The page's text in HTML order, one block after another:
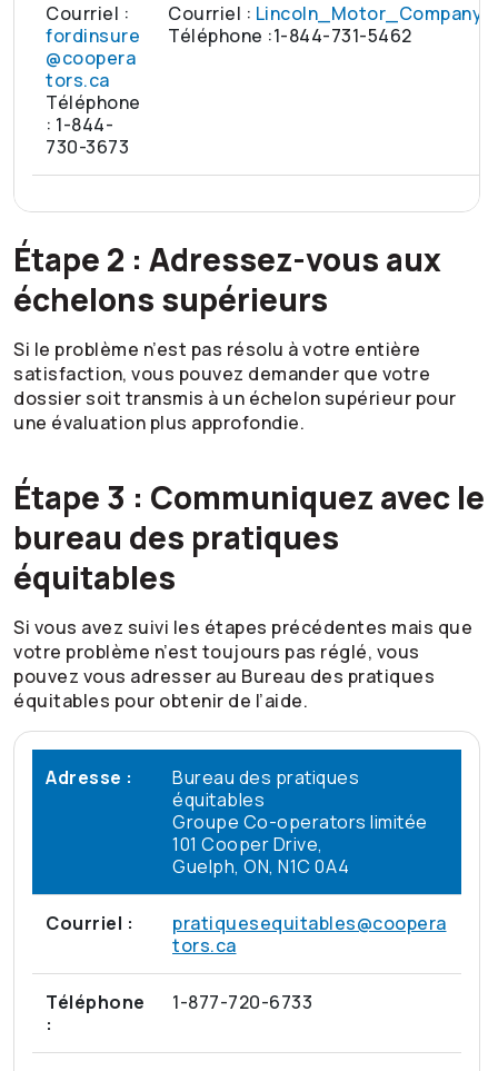
Courriel :
fordinsure
@coopera
tors.ca
Téléphone
: 1-844-
730-3673
Courriel :
Téléphone :1-844-731-5462
Étape 2 : Adressez-vous aux
échelons supérieurs
Si le problème n’est pas résolu à votre entière
satisfaction, vous pouvez demander que votre
dossier soit transmis à un échelon supérieur pour
une évaluation plus approfondie.
Étape 3 : Communiquez avec le
bureau des pratiques
équitables
Si vous avez suivi les étapes précédentes mais que
votre problème n’est toujours pas réglé, vous
pouvez vous adresser au Bureau des pratiques
équitables pour obtenir de l’aide.
Adresse :
Bureau des pratiques
équitables
Groupe Co-operators limitée
101 Cooper Drive,
Guelph, ON, N1C 0A4
Courriel :
pratiquesequitables@coopera
tors.ca
Téléphone
:
1-877-720-6733